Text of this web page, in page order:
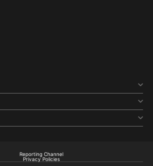
Reporting Channel
Privacy Policies